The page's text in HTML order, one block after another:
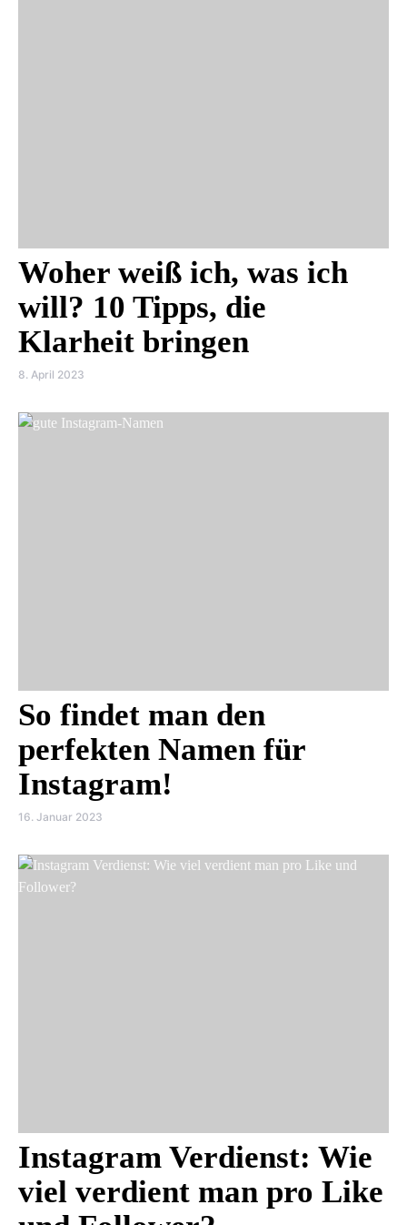
Woher weiß ich, was ich
will? 10 Tipps, die
Klarheit bringen
8. April 2023
So findet man den
perfekten Namen für
Instagram!
16. Januar 2023
Instagram Verdienst: Wie
viel verdient man pro Like